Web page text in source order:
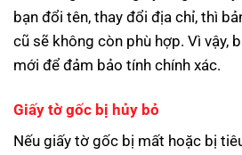
bạn đổi tên, thay đổi địa chỉ, thì
cũ sẽ không còn phù hợp. Vì vậy,
mới để đảm bảo tính chính xác.
Giấy tờ gốc bị hủy bỏ
Nếu giấy tờ gốc bị mất hoặc bị